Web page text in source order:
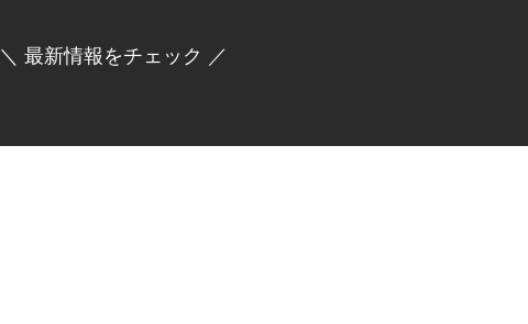
＼ 最新情報をチェック ／